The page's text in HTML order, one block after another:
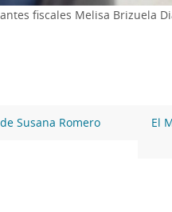
fiscales Melisa Brizuela
Susana Romero
El